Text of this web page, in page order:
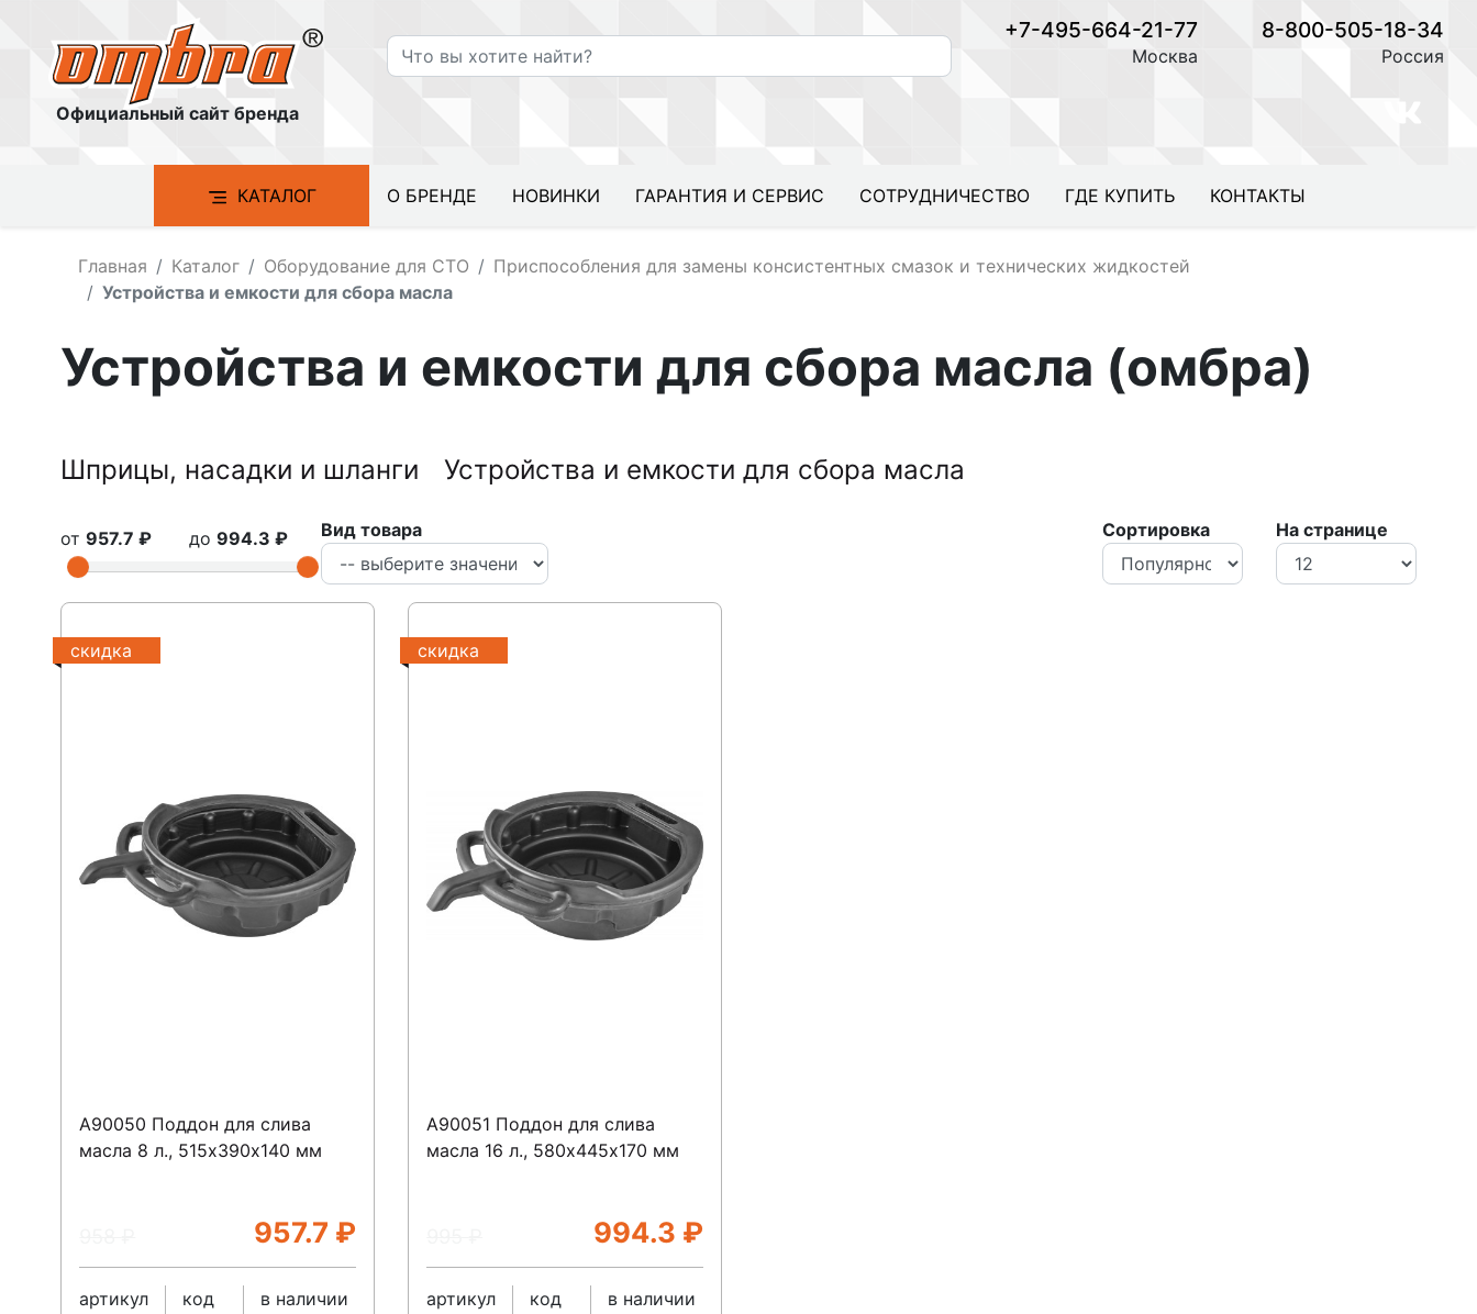
Официальный сайт бренда
+7-495-664-21-77
Москва
8-800-505-18-34
Россия
КАТАЛОГ О БРЕНДЕ НОВИНКИ ГАРАНТИЯ И СЕРВИС СОТРУДНИЧЕСТВО ГДЕ КУПИТЬ КОНТАКТЫ
Главная Каталог Оборудование для СТО
Приспособления для замены консистентных смазок и технических жидкостей
Устройства и емкости для сбора масла
Устройства и емкости для сбора масла (омбра)
Шприцы, насадки и шланги Устройства и емкости для сбора масла
от957.7 ₽ до994.3 ₽ Вид товара Сортировка На странице
скидка
A90050 Поддон для слива
масла 8 л., 515х390х140 мм
957.7 ₽
артикул
код
в наличии
скидка
A90051 Поддон для слива
масла 16 л., 580х445х170 мм
994.3 ₽
артикул
код
в наличии